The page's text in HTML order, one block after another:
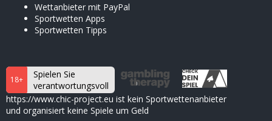
Wettanbieter mit PayPal
Sportwetten Apps
Sportwetten Tipps
18+
Spielen Sie
verantwortungsvoll
https://www.chic-project.eu ist kein Sportwettenanbieter
und organisiert keine Spiele um Geld